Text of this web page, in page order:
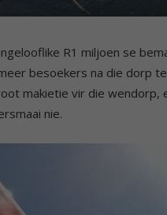
R1 miljoen se
besoekers na die dorp
makietie vir die
nie.